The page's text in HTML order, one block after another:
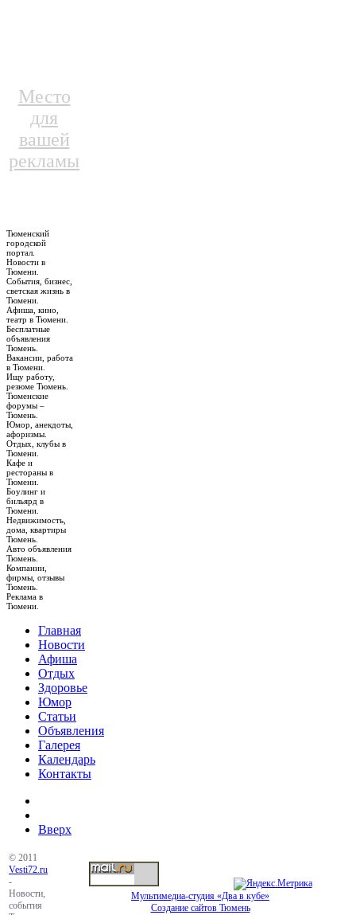
Место
для
вашей
рекламы
Тюменский
городской
портал.
Новости в
Тюмени.
События, бизнес,
светская жизнь в
Тюмени.
Афиша, кино,
театр в Тюмени.
Бесплатные
объявления
Тюмень.
Вакансии, работа
в Тюмени.
Ищу работу,
резюме Тюмень.
Тюменские
форумы –
Тюмень.
Юмор, анекдоты,
афоризмы.
Отдых, клубы в
Тюмени.
Кафе и
рестораны в
Тюмени.
Боулинг и
бильярд в
Тюмени.
Недвижимость,
дома, квартиры
Тюмень.
Авто объявления
Тюмень.
Компании,
фирмы, отзывы
Тюмень.
Реклама в
Тюмени.
Главная
Новости
Афиша
Отдых
Здоровье
Юмор
Статьи
Объявления
Галерея
Календарь
Контакты
Вверх
© 2011
Vesti72.ru
-
Новости,
события
Мультимедиа-студия «Два в кубе»
Создание сайтов Тюмень